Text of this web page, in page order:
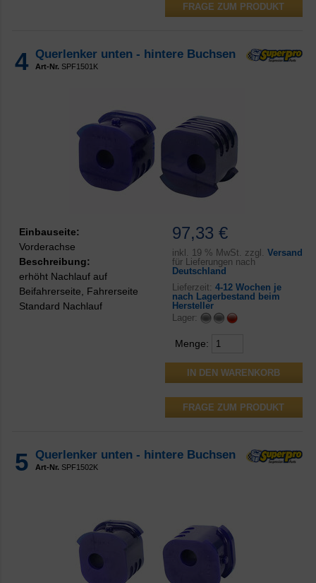
FRAGE ZUM PRODUKT
4 Querlenker unten - hintere Buchsen
Art-Nr. SPF1501K
97,33 €
inkl. 19 % MwSt. zzgl. Versand
für Lieferungen nach
Deutschland
Lieferzeit: 4-12 Wochen je
nach Lagerbestand beim
Hersteller
Lager:
Menge:
FRAGE ZUM PRODUKT
Einbauseite:
Vorderachse
Beschreibung:
erhöht Nachlauf auf
Beifahrerseite, Fahrerseite
Standard Nachlauf
5 Querlenker unten - hintere Buchsen
Art-Nr. SPF1502K